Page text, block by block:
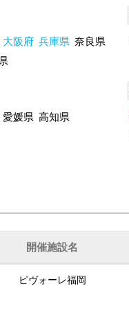
大阪府 兵庫県 奈良県
愛媛県 高知県
開催施設名
ピヴォーレ福岡